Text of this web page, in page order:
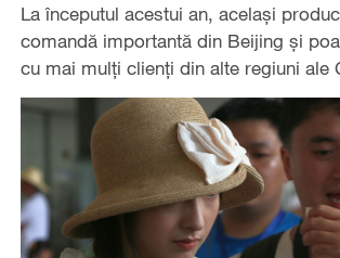
La începutul acestui an, același
comandă importantă din Beijing și
cu mai mulți clienți din alte regiuni ale